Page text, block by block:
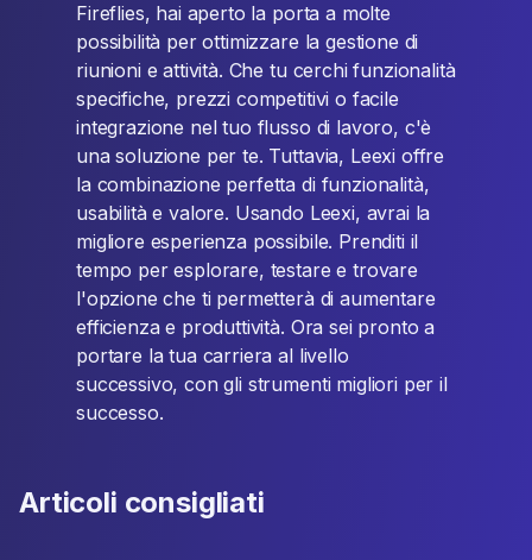
Fireflies, hai aperto la porta a molte
possibilità per ottimizzare la gestione di
riunioni e attività. Che tu cerchi funzionalità
specifiche, prezzi competitivi o facile
integrazione nel tuo flusso di lavoro, c'è
una soluzione per te. Tuttavia, Leexi offre
la combinazione perfetta di funzionalità,
usabilità e valore. Usando Leexi, avrai la
migliore esperienza possibile. Prenditi il
tempo per esplorare, testare e trovare
l'opzione che ti permetterà di aumentare
efficienza e produttività. Ora sei pronto a
portare la tua carriera al livello
successivo, con gli strumenti migliori per il
successo.
Articoli consigliati